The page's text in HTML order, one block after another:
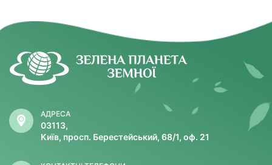
АДРЕСА
03113,
Київ, просп. Берестейський, 68/1, оф. 21